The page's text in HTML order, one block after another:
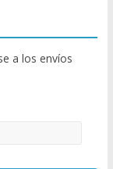
a los envíos